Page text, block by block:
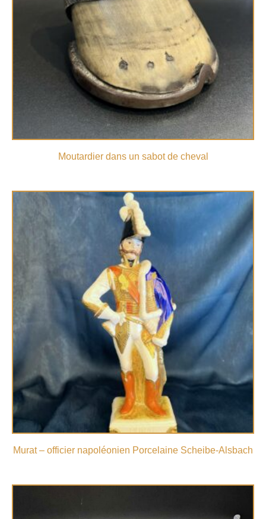
Moutardier dans un sabot de cheval
Murat – officier napoléonien Porcelaine Scheibe-Alsbach